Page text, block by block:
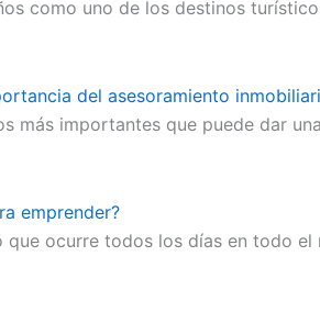
como uno de los destinos
del asesoramiento
más importantes que puede dar
emprender?
ocurre todos los días en todo